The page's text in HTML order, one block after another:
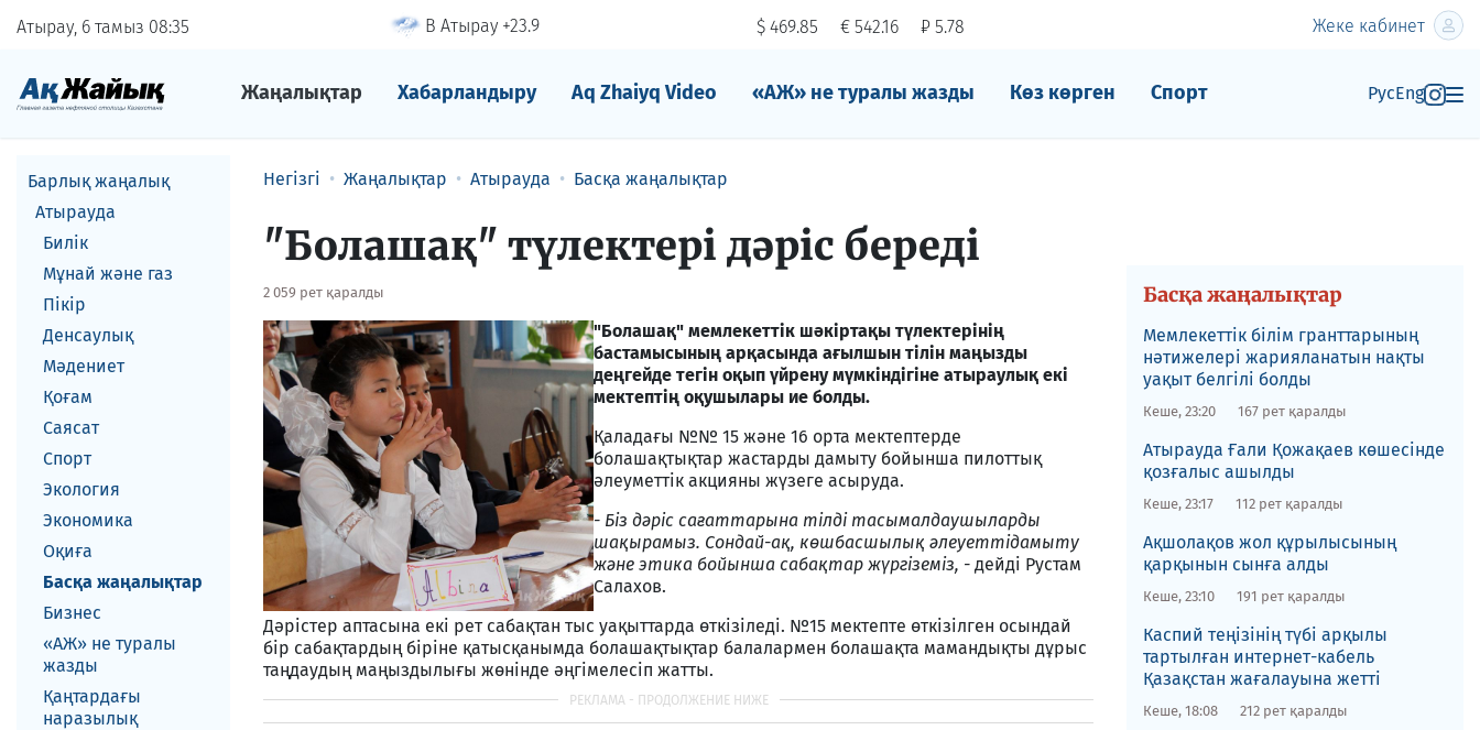
Атырау, 6 тамыз 08 35 В Атырау +23.9 $ 469.85 € 542.16 ₽ 5.78 Жеке кабинет
Жаңалықтар Хабарландыру Aq Zhaiyq Video «АЖ» не туралы жазды Көз көрген Спорт РусEng
Барлық жаңалық
Атырауда
Билік
Мұнай және газ
Пікір
Денсаулық
Мәдениет
Қоғам
Саясат
Спорт
Экология
Экономика
Оқиға
Басқа жаңалықтар
Бизнес
«АЖ» не туралы
жазды
Қаңтардағы
наразылық
Негізгі Жаңалықтар Атырауда Басқа жаңалықтар
"Болашақ" түлектері дәріс береді
2 059 рет қаралды
"Болашақ" мемлекеттік шәкіртақы түлектерінің
бастамысының арқасында ағылшын тілін маңызды
деңгейде тегін оқып үйрену мүмкіндігіне атыраулық екі
мектептің оқушылары ие болды.
Қаладағы №№ 15 және 16 орта мектептерде
болашақтықтар жастарды дамыту бойынша пилоттық
әлеуметтік акцияны жүзеге асыруда.
- Біз дәріс сағаттарына тілді тасымалдаушыларды
шақырамыз. Сондай-ақ, көшбасшылық әлеуеттідамыту
және этика бойынша сабақтар жүргіземіз, - дейді Рустам
Салахов.
Дәрістер аптасына екі рет сабақтан тыс уақыттарда өткізіледі. №15 мектепте өткізілген осындай
бір сабақтардың біріне қатысқанымда болашақтықтар балалармен болашақта мамандықты дұрыс
таңдаудың маңыздылығы жөнінде әңгімелесіп жатты.
Басқа жаңалықтар
Мемлекеттік білім гранттарының
нәтижелері жарияланатын нақты
уақыт белгілі болды
Кеше, 23:20 167 рет қаралды
​Атырауда Ғали Қожақаев көшесінде
қозғалыс ашылды
Кеше, 23:17 112 рет қаралды
​Ақшолақов жол құрылысының
қарқынын сынға алды
Кеше, 23:10 191 рет қаралды
​Каспий теңізінің түбі арқылы
тартылған интернет-кабель
Қазақстан жағалауына жетті
Кеше, 18:08 212 рет қаралды